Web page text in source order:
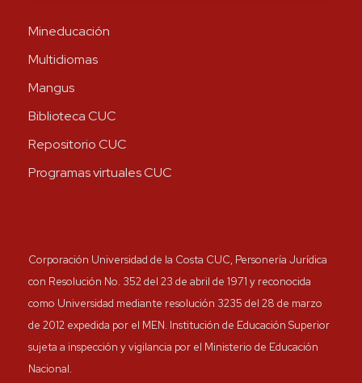
Mineducación
Multidiomas
Mangus
Biblioteca CUC
Repositorio CUC
Programas virtuales CUC
Corporación Universidad de la Costa CUC, Personería Jurídica
con Resolución No. 352 del 23 de abril de 1971 y reconocida
como Universidad mediante resolución 3235 del 28 de marzo
de 2012 expedida por el MEN. Institución de Educación Superior
sujeta a inspección y vigilancia por el Ministerio de Educación
Nacional.